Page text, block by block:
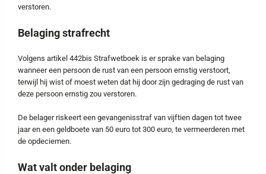
verstoren.
Belaging strafrecht
Volgens artikel 442bis Strafwetboek is er sprake van belaging
wanneer een persoon de rust van een persoon ernstig verstoort,
terwijl hij wist of moest weten dat hij door zijn gedraging de rust van
deze persoon ernstig zou verstoren.
De belager riskeert een gevangenisstraf van vijftien dagen tot twee
jaar en een geldboete van 50 euro tot 300 euro, te vermeerderen met
de opdeciemen.
Wat valt onder belaging